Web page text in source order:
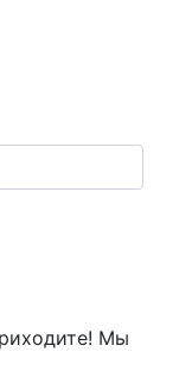
Мы